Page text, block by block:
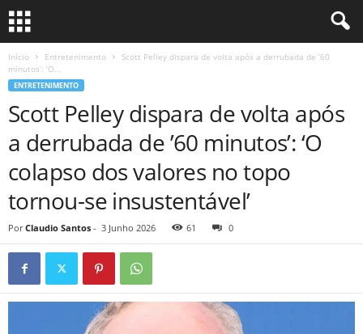
Início Entretenimento
Scott Pelley dispara de volta após a derrubada de ’60
minutos’: ‘O...
ENTRETENIMENTO
Scott Pelley dispara de volta após
a derrubada de ’60 minutos’: ‘O
colapso dos valores no topo
tornou-se insustentável’
Por Claudio Santos - 3 Junho 2026 61 0